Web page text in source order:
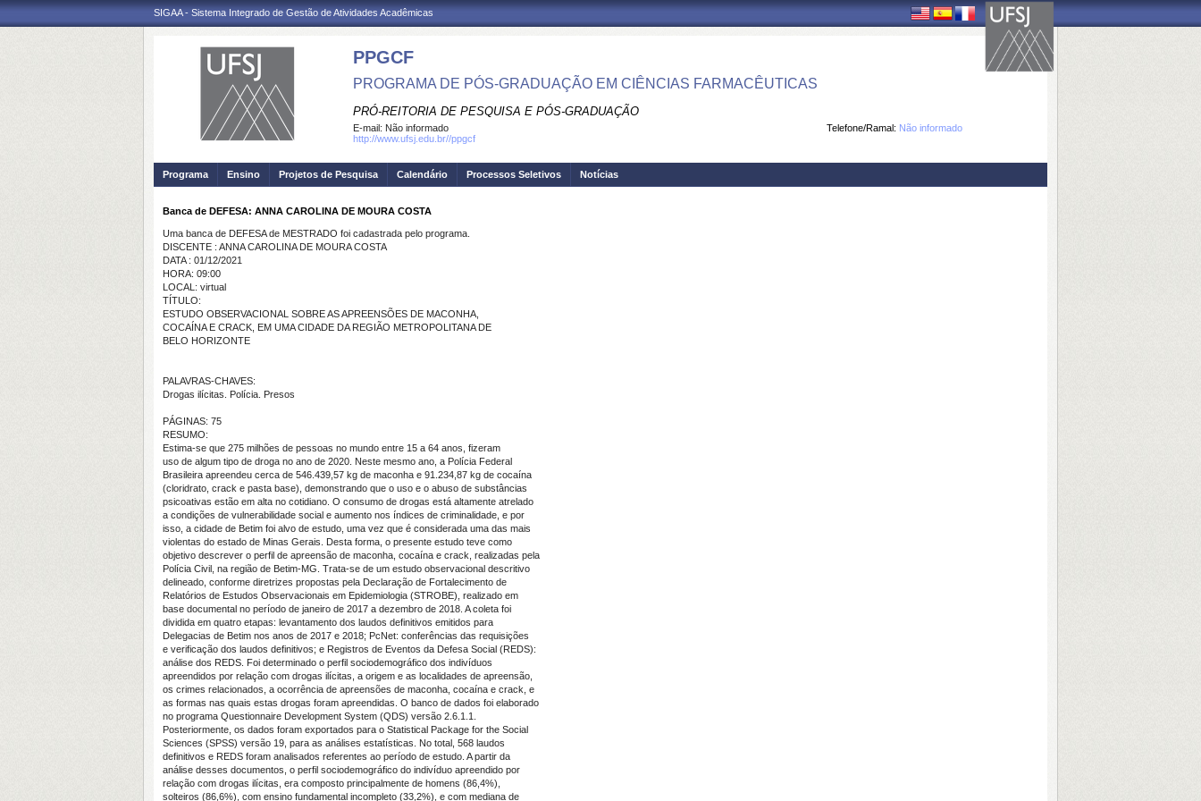
SIGAA - Sistema Integrado de Gestão de Atividades Acadêmicas
PPGCF
PROGRAMA DE PÓS-GRADUAÇÃO EM CIÊNCIAS FARMACÊUTICAS
PRÓ-REITORIA DE PESQUISA E PÓS-GRADUAÇÃO
Telefone/Ramal: Não informado
E-mail: Não informado
http://www.ufsj.edu.br//ppgcf
Programa Ensino Projetos de Pesquisa Calendário Processos Seletivos Notícias
Banca de DEFESA: ANNA CAROLINA DE MOURA COSTA
Uma banca de DEFESA de MESTRADO foi cadastrada pelo programa.
DISCENTE : ANNA CAROLINA DE MOURA COSTA
DATA : 01/12/2021
HORA: 09:00
LOCAL: virtual
TÍTULO:
ESTUDO OBSERVACIONAL SOBRE AS APREENSÕES DE MACONHA,
COCAÍNA E CRACK, EM UMA CIDADE DA REGIÃO METROPOLITANA DE
BELO HORIZONTE
PALAVRAS-CHAVES:
Drogas ilícitas. Polícia. Presos
PÁGINAS: 75
RESUMO:
Estima-se que 275 milhões de pessoas no mundo entre 15 a 64 anos, fizeram
uso de algum tipo de droga no ano de 2020. Neste mesmo ano, a Polícia Federal
Brasileira apreendeu cerca de 546.439,57 kg de maconha e 91.234,87 kg de cocaína
(cloridrato, crack e pasta base), demonstrando que o uso e o abuso de substâncias
psicoativas estão em alta no cotidiano. O consumo de drogas está altamente atrelado
a condições de vulnerabilidade social e aumento nos índices de criminalidade, e por
isso, a cidade de Betim foi alvo de estudo, uma vez que é considerada uma das mais
violentas do estado de Minas Gerais. Desta forma, o presente estudo teve como
objetivo descrever o perfil de apreensão de maconha, cocaína e crack, realizadas pela
Polícia Civil, na região de Betim-MG. Trata-se de um estudo observacional descritivo
delineado, conforme diretrizes propostas pela Declaração de Fortalecimento de
Relatórios de Estudos Observacionais em Epidemiologia (STROBE), realizado em
base documental no período de janeiro de 2017 a dezembro de 2018. A coleta foi
dividida em quatro etapas: levantamento dos laudos definitivos emitidos para
Delegacias de Betim nos anos de 2017 e 2018; PcNet: conferências das requisições
e verificação dos laudos definitivos; e Registros de Eventos da Defesa Social (REDS):
análise dos REDS. Foi determinado o perfil sociodemográfico dos indivíduos
apreendidos por relação com drogas ilícitas, a origem e as localidades de apreensão,
os crimes relacionados, a ocorrência de apreensões de maconha, cocaína e crack, e
as formas nas quais estas drogas foram apreendidas. O banco de dados foi elaborado
no programa Questionnaire Development System (QDS) versão 2.6.1.1.
Posteriormente, os dados foram exportados para o Statistical Package for the Social
Sciences (SPSS) versão 19, para as análises estatísticas. No total, 568 laudos
definitivos e REDS foram analisados referentes ao período de estudo. A partir da
análise desses documentos, o perfil sociodemográfico do indivíduo apreendido por
relação com drogas ilícitas, era composto principalmente de homens (86,4%),
solteiros (86,6%), com ensino fundamental incompleto (33,2%), e com mediana de